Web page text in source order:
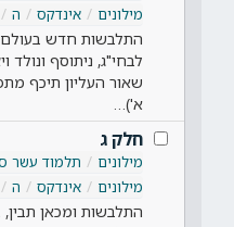
מילונים
אינדקס ה
התלבשות חדש בעולם
לבחי"ג, ניתוסף
שאור העליון תיכף
א')…
חלק ג
מילונים תלמוד עשר
מילונים
אינדקס ה
התלבשות ומכאן